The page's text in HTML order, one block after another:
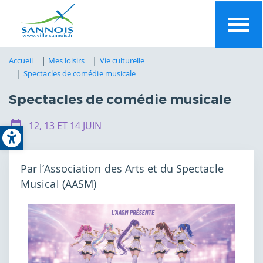
Open toolbar
Accueil Mes loisirs
Vie culturelle
Spectacles de comédie musicale
Spectacles de comédie musicale
12, 13 ET 14 JUIN
Par l’Association des Arts et du Spectacle
Musical (AASM)